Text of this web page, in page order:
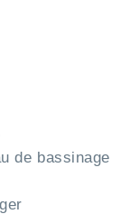
de bassinage